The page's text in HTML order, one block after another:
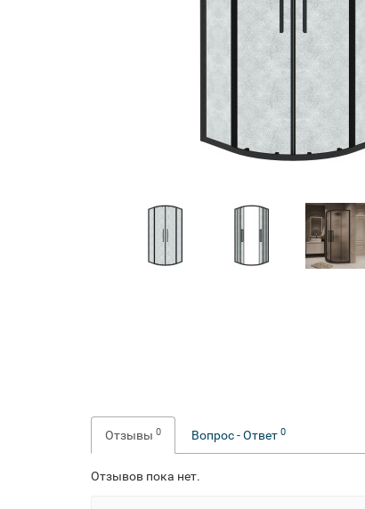
Отзывы 0 Вопрос - Ответ 0
Отзывов пока нет.